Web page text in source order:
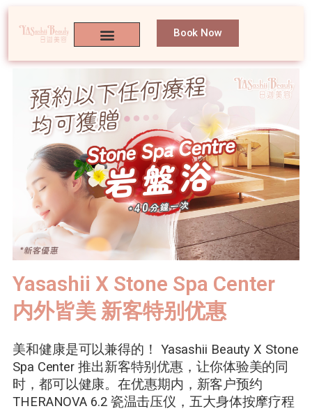
Book Now
Yasashii X Stone Spa Center
内外皆美 新客特别优惠
美和健康是可以兼得的！ Yasashii Beauty X Stone
Spa Center 推出新客特别优惠，让你体验美的同
时，都可以健康。在优惠期内，新客户预约
THERANOVA 6.2 瓷温击压仪，五大身体按摩疗程